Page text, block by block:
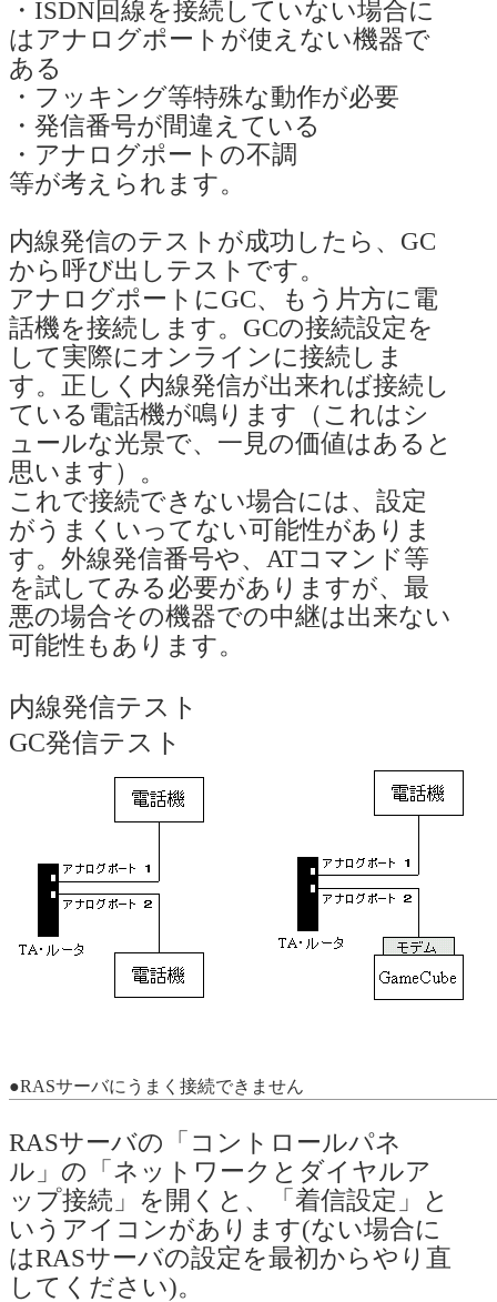
・ISDN回線を接続していない場合に
はアナログポートが使えない機器で
ある
・フッキング等特殊な動作が必要
・発信番号が間違えている
・アナログポートの不調
等が考えられます。
内線発信のテストが成功したら、GC
から呼び出しテストです。
アナログポートにGC、もう片方に電
話機を接続します。GCの接続設定を
して実際にオンラインに接続しま
す。正しく内線発信が出来れば接続し
ている電話機が鳴ります（これはシ
ュールな光景で、一見の価値はあると
思います）。
これで接続できない場合には、設定
がうまくいってない可能性がありま
す。外線発信番号や、ATコマンド等
を試してみる必要がありますが、最
悪の場合その機器での中継は出来ない
可能性もあります。
内線発信テ
GC発信テスト
●RASサーバにうまく接続できません
RASサーバの「コントロールパネ
ル」の「ネットワークとダイヤルア
ップ接続」を開くと、「着信設定」と
いうアイコンがあります(ない場合に
はRASサーバの設定を最初からやり直
してください)。